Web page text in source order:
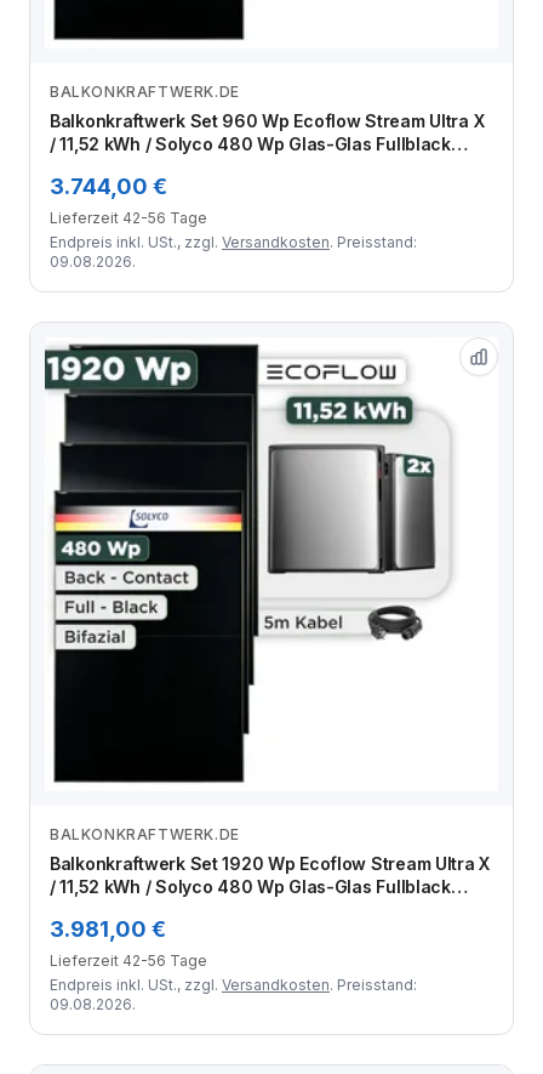
Zum Angebot
BALKONKRAFTWERK.DE
Balkonkraftwerk Set 960 Wp Ecoflow Stream Ultra X
/ 11,52 kWh / Solyco 480 Wp Glas-Glas Fullblack
1,5 m
3.744,00 €
Lieferzeit 42-56 Tage
Endpreis inkl. USt., zzgl. Versandkosten. Preisstand:
09.08.2026.
Zum Angebot
BALKONKRAFTWERK.DE
Balkonkraftwerk Set 1920 Wp Ecoflow Stream Ultra X
/ 11,52 kWh / Solyco 480 Wp Glas-Glas Fullblack
1,5 m
3.981,00 €
Lieferzeit 42-56 Tage
Endpreis inkl. USt., zzgl. Versandkosten. Preisstand:
09.08.2026.